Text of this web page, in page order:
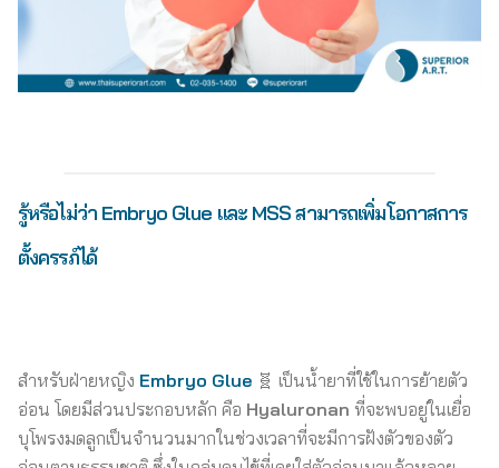
รู้หรือไม่ว่า Embryo Glue และ MSS สามารถเพิ่มโอกาสการ
ตั้งครรภ์ได้
สำหรับฝ่ายหญิง Embryo Glue 🧬 เป็นน้ำยาที่ใช้ในการย้ายตัว
อ่อน โดยมีส่วนประกอบหลัก คือ Hyaluronan ที่จะพบอยู่ในเยื่อ
บุโพรงมดลูกเป็นจำนวนมากในช่วงเวลาที่จะมีการฝังตัวของตัว